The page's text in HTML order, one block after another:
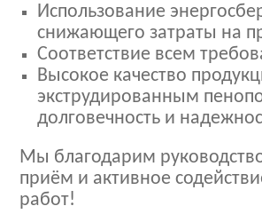
Использование
снижающего затраты на
Соответствие всем
Высокое качество
экструдированным
долговечность и
Мы благодарим
приём и активное
работ!